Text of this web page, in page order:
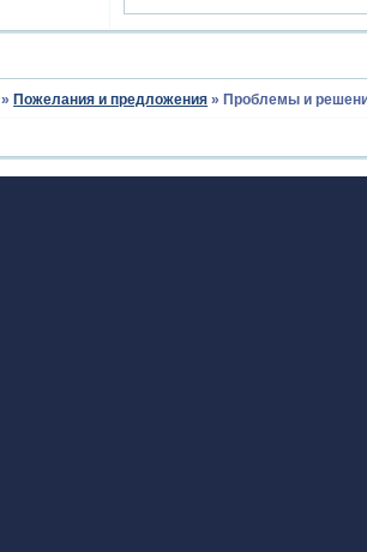
»Пожелания и предложения »Проблемы и